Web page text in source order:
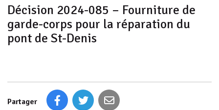
Décision 2024-085 – Fourniture de
garde-corps pour la réparation du
pont de St-Denis
Partager